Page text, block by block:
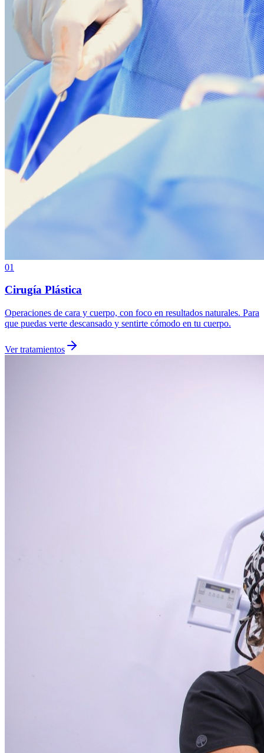
01
Cirugía Plástica
Operaciones de cara y cuerpo, con foco en resultados naturales. Para
que puedas verte descansado y sentirte cómodo en tu cuerpo.
Ver tratamientos